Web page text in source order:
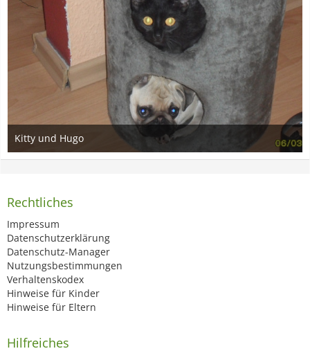
Kitty und Hugo
16. Mai 2012
Rechtliches
Impressum
Datenschutzerklärung
Datenschutz-Manager
Nutzungsbestimmungen
Verhaltenskodex
Hinweise für Kinder
Hinweise für Eltern
Hilfreiches